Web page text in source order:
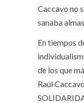
Caccavo no
sanaba
En tiempos
de los que
Raúl